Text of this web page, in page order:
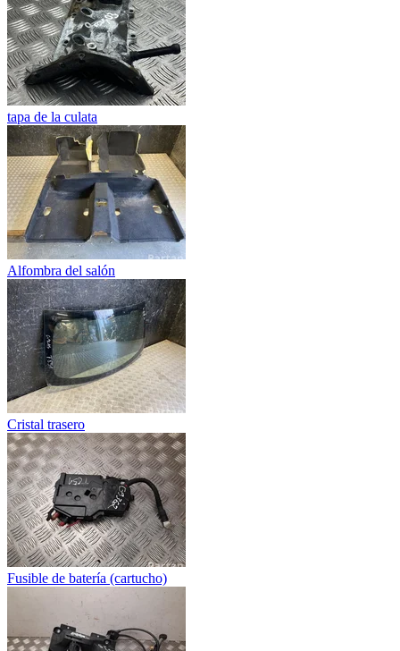
tapa de la culata
Alfombra del salón
Cristal trasero
Fusible de batería (cartucho)